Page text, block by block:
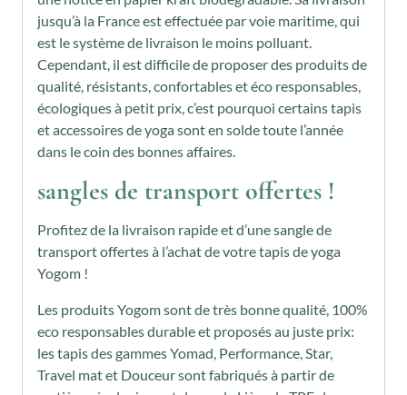
jusqu’à la France est effectuée par voie maritime, qui
est le système de livraison le moins polluant.
Cependant, il est difficile de proposer des produits de
qualité, résistants, confortables et éco responsables,
écologiques à petit prix, c’est pourquoi certains tapis
et accessoires de yoga sont en solde toute l’année
dans le coin des bonnes affaires.
sangles de transport offertes !
Profitez de la livraison rapide et d’une sangle de
transport offertes à l’achat de votre tapis de yoga
Yogom !
Les produits Yogom sont de très bonne qualité, 100%
eco responsables durable et proposés au juste prix:
les tapis des gammes Yomad, Performance, Star,
Travel mat et Douceur sont fabriqués à partir de